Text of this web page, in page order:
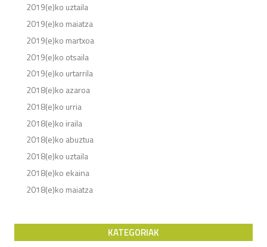
2019(e)ko uztaila
2019(e)ko maiatza
2019(e)ko martxoa
2019(e)ko otsaila
2019(e)ko urtarrila
2018(e)ko azaroa
2018(e)ko urria
2018(e)ko iraila
2018(e)ko abuztua
2018(e)ko uztaila
2018(e)ko ekaina
2018(e)ko maiatza
KATEGORIAK